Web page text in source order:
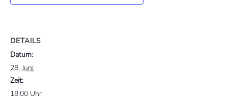
DETAILS
Datum:
28. Juni
Zeit:
18:00 Uhr